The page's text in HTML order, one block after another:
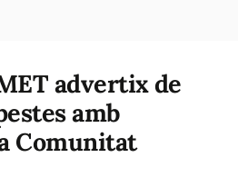
advertix de
amb
Comunitat